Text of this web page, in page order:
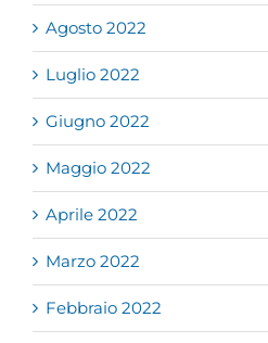
Agosto 2022
Luglio 2022
Giugno 2022
Maggio 2022
Aprile 2022
Marzo 2022
Febbraio 2022